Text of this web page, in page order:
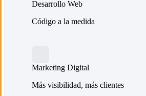
Desarrollo Web
Código a la medida
Marketing Digital
Más visibilidad, más clientes